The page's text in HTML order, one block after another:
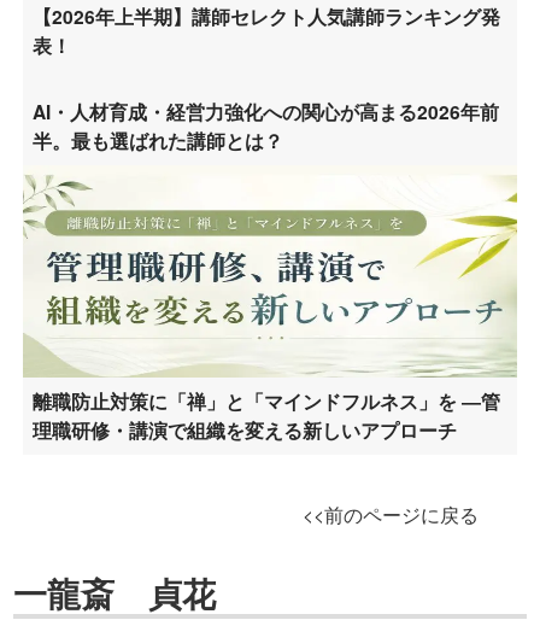
【2026年上半期】講師セレクト人気講師ランキング発
表！
AI・人材育成・経営力強化への関心が高まる2026年前
半。最も選ばれた講師とは？
離職防止対策に「禅」と「マインドフルネス」を ―管
理職研修・講演で組織を変える新しいアプローチ
<<前のページに戻る
一龍斎 貞花